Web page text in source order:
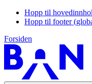
Hopp til
Hopp til footer
Forsiden